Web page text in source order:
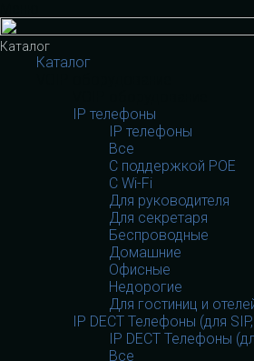
Каталог
Каталог
IP телефоны
IP телефоны
Все
С поддержкой POE
C Wi-Fi
Для руководителя
Для секретаря
Беспроводные
Домашние
Офисные
Недорогие
Для гостиниц и
IP DECT Телефоны (для
IP DECT Телефоны
Все